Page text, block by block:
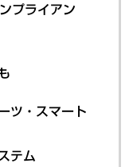
プライアン
ツ・スマート
テム